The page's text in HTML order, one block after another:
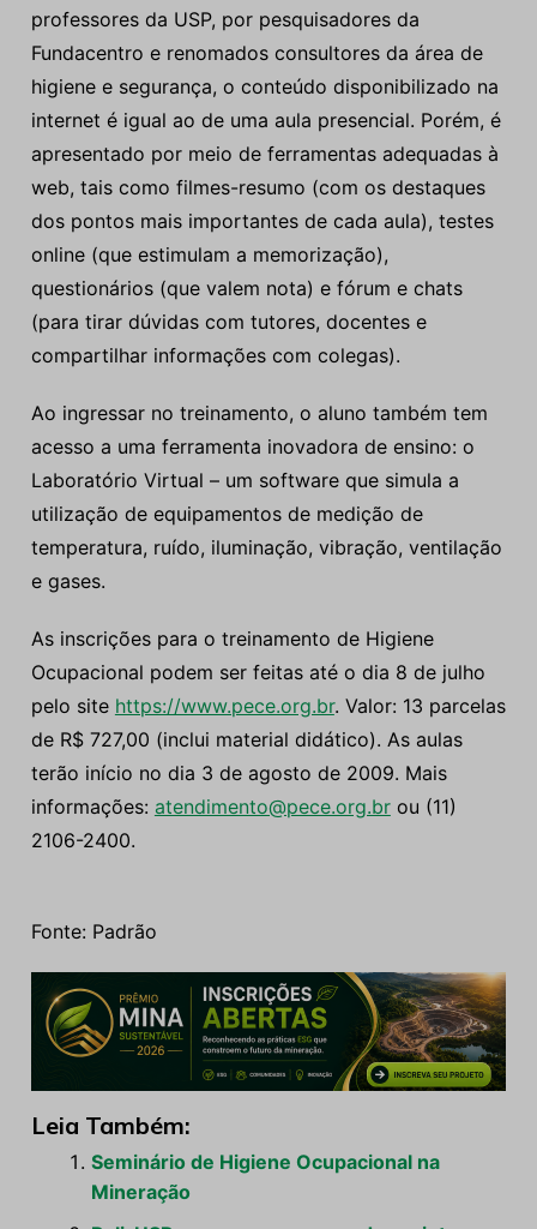
professores da USP, por pesquisadores da
Fundacentro e renomados consultores da área de
higiene e segurança, o conteúdo disponibilizado na
internet é igual ao de uma aula presencial. Porém, é
apresentado por meio de ferramentas adequadas à
web, tais como filmes-resumo (com os destaques
dos pontos mais importantes de cada aula), testes
online (que estimulam a memorização),
questionários (que valem nota) e fórum e chats
(para tirar dúvidas com tutores, docentes e
compartilhar informações com colegas).
Ao ingressar no treinamento, o aluno também tem
acesso a uma ferramenta inovadora de ensino: o
Laboratório Virtual – um software que simula a
utilização de equipamentos de medição de
temperatura, ruído, iluminação, vibração, ventilação
e gases.
As inscrições para o treinamento de Higiene
Ocupacional podem ser feitas até o dia 8 de julho
pelo site https://www.pece.org.br. Valor: 13 parcelas
de R$ 727,00 (inclui material didático). As aulas
terão início no dia 3 de agosto de 2009. Mais
informações: atendimento@pece.org.brou (11)
2106-2400.
Fonte: Padrão
Leia Também:
Seminário de Higiene Ocupacional na
Mineração